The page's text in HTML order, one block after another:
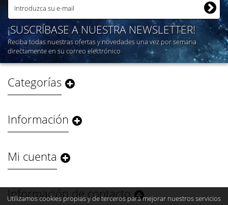
¡SUSCRÍBASE A NUESTRA NEWSLETTER!
Reciba todas nuestras ofertas y novedades una vez por semana
directamente en su correo electrónico
Categorías
Información
Mi cuenta
Información de contacto
Utilizamos cookies propias y de terceros para mejorar nuestros servicios